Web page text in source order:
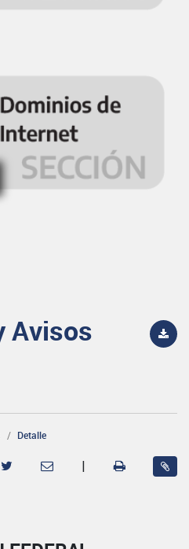
Avisos
Detalle
|